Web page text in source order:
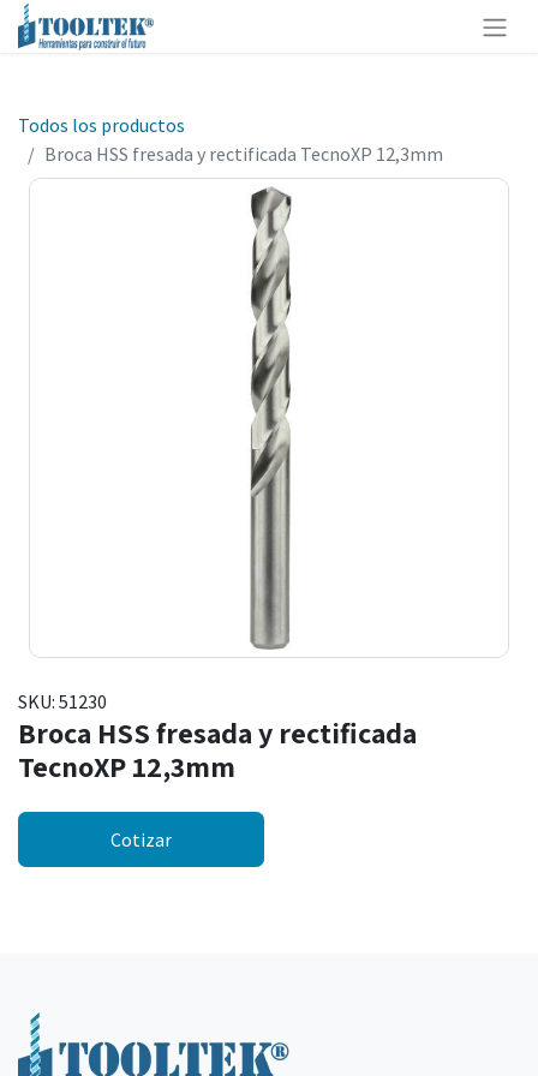
Todos los productos
Broca HSS fresada y rectificada TecnoXP 12,3mm
SKU: 51230
Broca HSS fresada y rectificada
TecnoXP 12,3mm
Cotizar